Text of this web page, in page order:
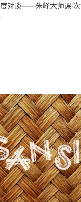
对谈——朱峰大师课·